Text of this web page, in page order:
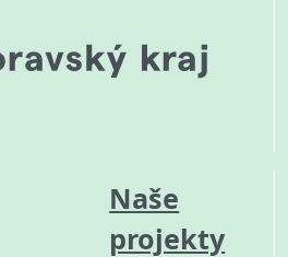
Naše
projekty